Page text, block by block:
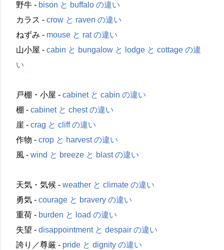
野牛 - bison と buffalo の違い
カラス - crow と raven の違い
ねずみ - mouse と rat の違い
山小屋 - cabin と bungalow と lodge と cottage の違
い
戸棚・小屋 - cabinet と cabin の違い
棚 - cabinet と chest の違い
崖 - crag と cliff の違い
作物 - crop と harvest の違い
風 - wind と breeze と blast の違い
天気・気候 - weather と climate の違い
勇気 - courage と bravery の違い
重荷 - burden と load の違い
失望 - disappointment と despair の違い
誇り／尊厳 - pride と dignity の違い